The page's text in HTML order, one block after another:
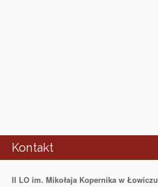
Kontakt
II LO im. Mikołaja Kopernika w Łowiczu